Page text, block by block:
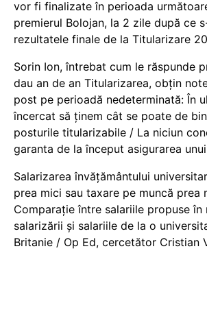
vor fi finalizate în perioada
premierul Bolojan, la 2 zile după ce
rezultatele finale de la Titularizare
Sorin Ion, întrebat cum le răspunde
dau an de an Titularizarea, obțin
post pe perioadă nedeterminată: În
încercat să ținem cât se poate de
posturile titularizabile / La niciun
garanta de la început asigurarea
Salarizarea învățământului
prea mici sau taxare pe muncă prea
Comparație între salariile propuse în
salarizării și salariile de la o
Britanie / Op Ed, cercetător Cristian